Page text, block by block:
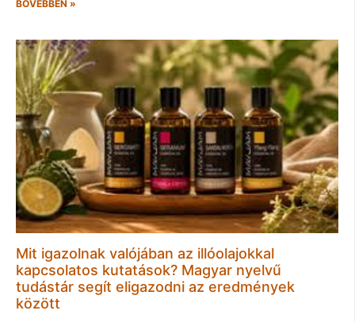
BŐVEBBEN »
Mit igazolnak valójában az illóolajokkal
kapcsolatos kutatások? Magyar nyelvű
tudástár segít eligazodni az eredmények
között